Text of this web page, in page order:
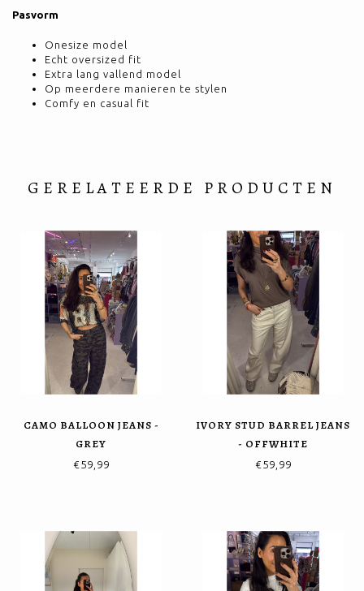
Pasvorm
Onesize model
Echt oversized fit
Extra lang vallend model
Op meerdere manieren te stylen
Comfy en casual fit
GERELATEERDE PRODUCTEN
CAMO BALLOON JEANS -
GREY
€59,99
IVORY STUD BARREL JEANS
- OFFWHITE
€59,99